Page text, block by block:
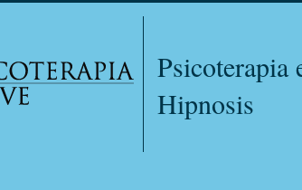
Psicoterapia
Hipnosis